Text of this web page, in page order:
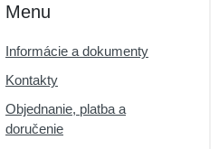
Menu
Informácie a dokumenty
Kontakty
Objednanie, platba a
doručenie